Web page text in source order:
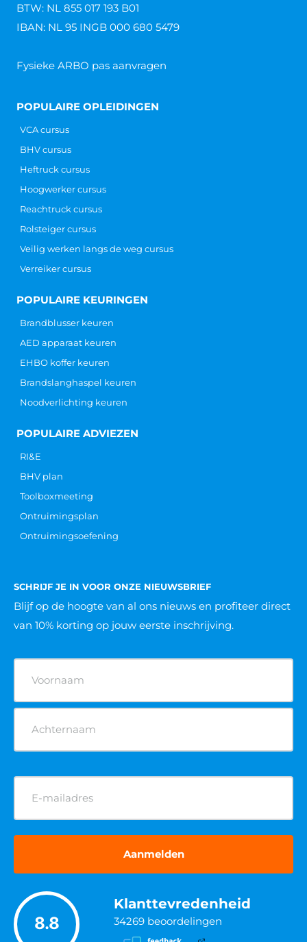
BTW: NL 855 017 193 B01
IBAN: NL 95 INGB 000 680 5479
Fysieke ARBO pas aanvragen
POPULAIRE OPLEIDINGEN
VCA cursus
BHV cursus
Heftruck cursus
Hoogwerker cursus
Reachtruck cursus
Rolsteiger cursus
Veilig werken langs de weg cursus
Verreiker cursus
POPULAIRE KEURINGEN
Brandblusser keuren
AED apparaat keuren
EHBO koffer keuren
Brandslanghaspel keuren
Noodverlichting keuren
POPULAIRE ADVIEZEN
RI&E
BHV plan
Toolboxmeeting
Ontruimingsplan
Ontruimingsoefening
SCHRIJF JE IN VOOR ONZE NIEUWSBRIEF
Blijf op de hoogte van al ons nieuws en profiteer direct
van 10% korting op jouw eerste inschrijving.
(Vereist)
E-
mailadres
(Vereist)
8.8
Klanttevredenheid
34269 beoordelingen